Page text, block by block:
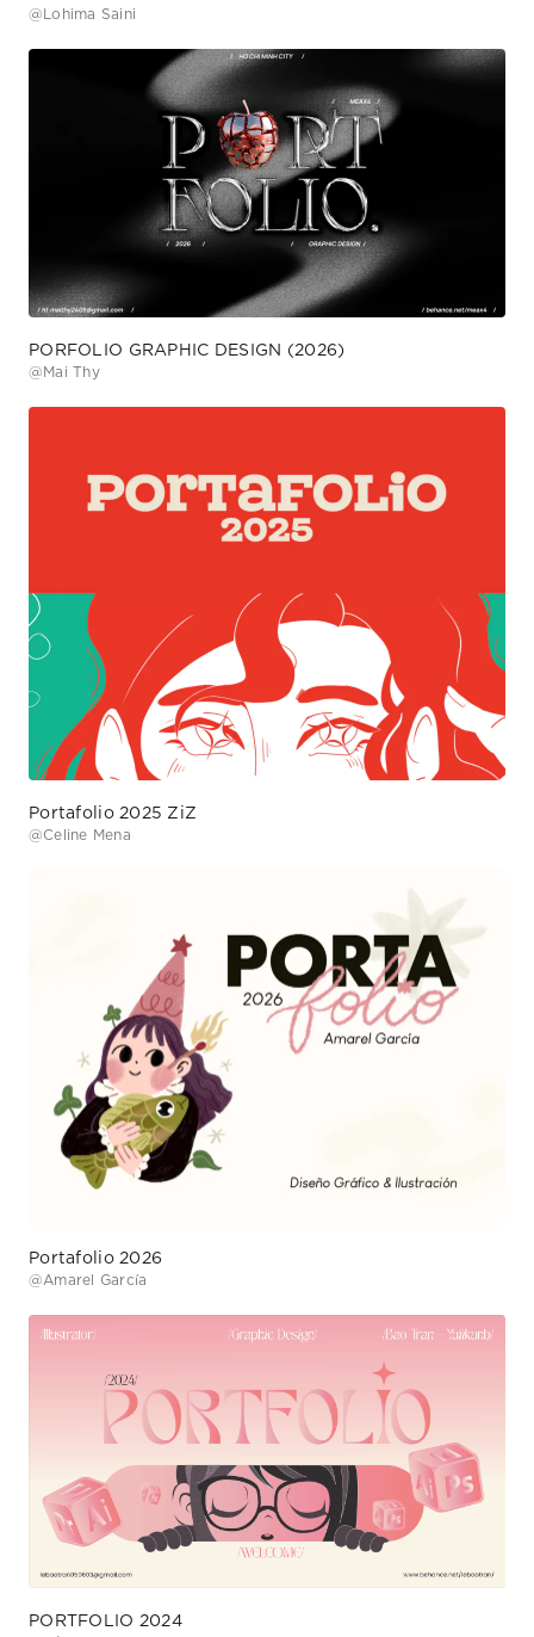
@Lohima Saini
PORFOLIO GRAPHIC DESIGN (2026)
@Mai Thy
Portafolio 2025 ZiZ
@Celine Mena
Portafolio 2026
@Amarel García
PORTFOLIO 2024